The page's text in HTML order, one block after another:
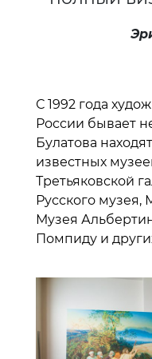
С 1992 года
России бывает
Булатова
известных
Третьяковской
Русского музея,
Музея
Помпиду и